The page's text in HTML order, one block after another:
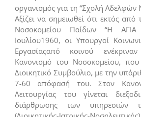
οργανισμός για τη “Σχολή
Αξίζει να σημειωθεί ότι εκτός
Νοσοκομείου Παίδων “Η
Ιουλίου1960, οι Υπουργοί
Εργασίαςαπό κοινού
Κανονισμό του Νοσοκομείου, που
Διοικητικό Συμβούλιο, με την
7-60 απόφασή του. Στον
Λειτουργίας του γίνεται
διάρθρωσης των υπηρεσιών